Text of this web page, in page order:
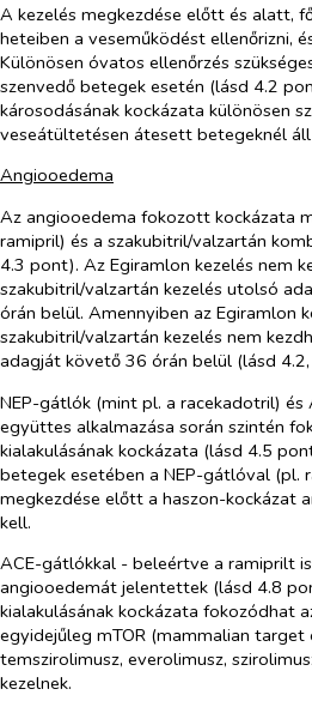
A kezelés megkezdése előtt és alatt,
heteiben a veseműködést ellenőrizni,
Különösen óvatos ellenőrzés
szenvedő betegek esetén (lásd 4.2
károsodásának kockázata különösen
veseátültetésen átesett betegeknél áll
Angiooedema
Az angiooedema fokozott kockázata
ramipril) és a szakubitril/valzartán
4.3 pont). Az Egiramlon kezelés nem
szakubitril/valzartán kezelés utolsó
órán belül. Amennyiben az Egiramlon
szakubitril/valzartán kezelés nem
adagját követő 36 órán belül (lásd
NEP-gátlók (mint pl. a racekadotril)
együttes alkalmazása során szintén
kialakulásának kockázata (lásd 4.5
betegek esetében a NEP-gátlóval (pl.
megkezdése előtt a haszon-kockázat
kell.
ACE-gátlókkal - beleértve a ramiprilt
angiooedemát jelentettek (lásd 4.8
kialakulásának kockázata fokozódhat
egyidejűleg mTOR (mammalian
temszirolimusz, everolimusz,
kezelnek.